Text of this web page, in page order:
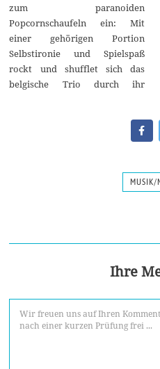
zum paranoiden
Popcornschaufeln ein: Mit
einer gehörigen Portion
Selbstironie und Spielspaß
rockt und shufflet sich das
belgische Trio durch ihr
MUSIK/
Ihre